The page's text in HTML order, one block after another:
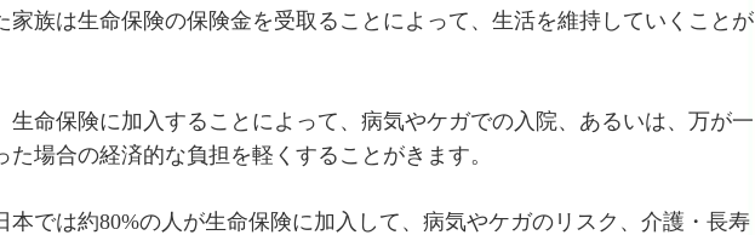
家族は生命保険の保険金を受取ることによって、生活を維持していくことが
生命保険に加入することによって、病気やケガでの入院、あるいは、万が一
た場合の経済的な負担を軽くすることがきます。
本では約80%の人が生命保険に加入して、病気やケガのリスク、介護・長寿